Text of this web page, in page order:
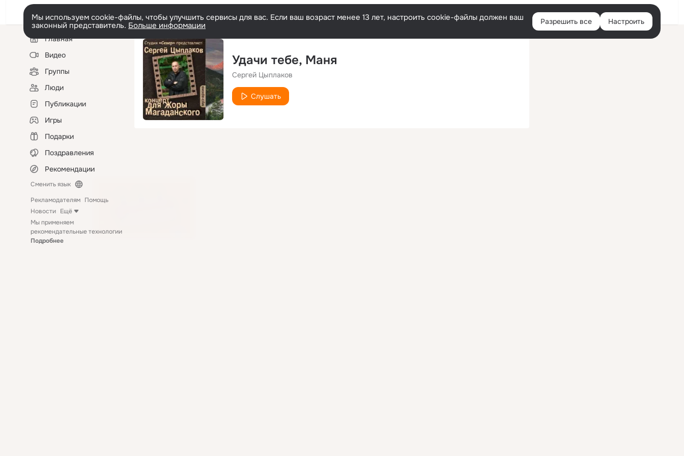
Войти
Мы используем cookie-файлы, чтобы улучшить сервисы для вас. Если ваш возраст менее 13 лет, настроить cookie-файлы должен ваш
законный представитель. Больше информации Разрешить все Настроить
Левая
колонкаГлавная
Видео
Группы
Люди
Публикации
Игры
Подарки
Поздравления
Рекомендации
Сменить язык
Рекламодателям Помощь
Новости Ещё
Мы применяем
рекомендательные технологии
Подробнее
Удачи тебе, Маня
Сергей Цыплаков
Слушать